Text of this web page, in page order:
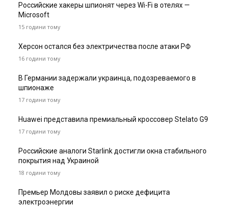
Российские хакеры шпионят через Wi-Fi в отелях —
Microsoft
15 години тому
Херсон остался без электричества после атаки РФ
16 години тому
В Германии задержали украинца, подозреваемого в
шпионаже
17 години тому
Huawei представила премиальный кроссовер Stelato G9
17 години тому
Российские аналоги Starlink достигли окна стабильного
покрытия над Украиной
18 години тому
Премьер Молдовы заявил о риске дефицита
электроэнергии